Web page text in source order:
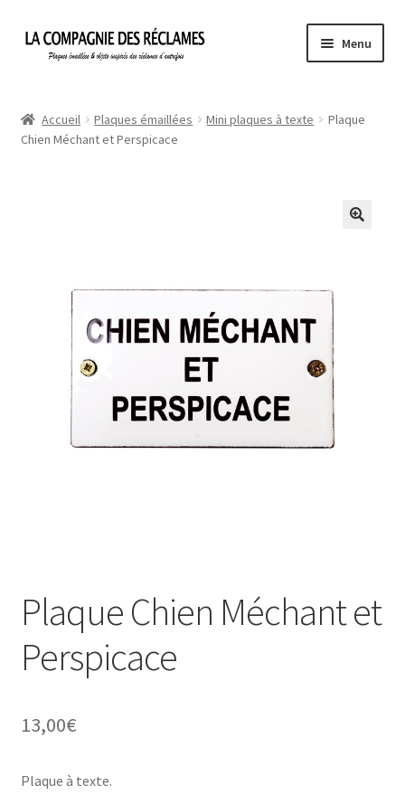
Aller
Aller
Menu
À propos de La Compagnie des Réclames
Mon compte
Mon Panier
Politique de confidentialité
Accueil Plaques émaillées Mini plaques à texte
Plaque
Chien Méchant et Perspicace
Plaque Chien Méchant et
Perspicace
13,00€
Plaque à texte.